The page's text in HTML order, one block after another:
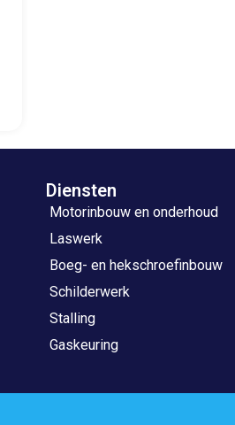
Diensten
Motorinbouw en onderhoud
Laswerk
Boeg- en hekschroefinbouw
Schilderwerk
Stalling
Gaskeuring